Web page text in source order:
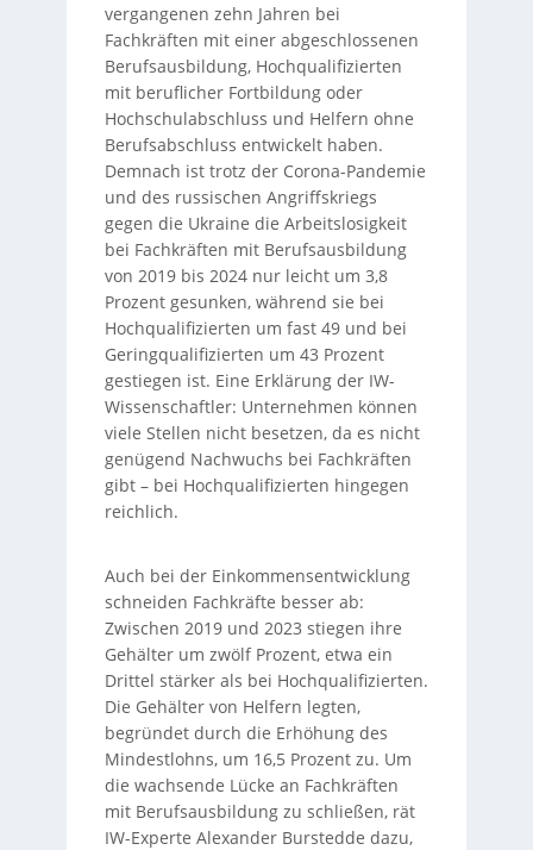
vergangenen zehn Jahren bei
Fachkräften mit einer abgeschlossenen
Berufsausbildung, Hochqualifizierten
mit beruflicher Fortbildung oder
Hochschulabschluss und Helfern ohne
Berufsabschluss entwickelt haben.
Demnach ist trotz der Corona-Pandemie
und des russischen Angriffskriegs
gegen die Ukraine die Arbeitslosigkeit
bei Fachkräften mit Berufsausbildung
von 2019 bis 2024 nur leicht um 3,8
Prozent gesunken, während sie bei
Hochqualifizierten um fast 49 und bei
Geringqualifizierten um 43 Prozent
gestiegen ist. Eine Erklärung der IW-
Wissenschaftler: Unternehmen können
viele Stellen nicht besetzen, da es nicht
genügend Nachwuchs bei Fachkräften
gibt – bei Hochqualifizierten hingegen
reichlich.
Auch bei der Einkommensentwicklung
schneiden Fachkräfte besser ab:
Zwischen 2019 und 2023 stiegen ihre
Gehälter um zwölf Prozent, etwa ein
Drittel stärker als bei Hochqualifizierten.
Die Gehälter von Helfern legten,
begründet durch die Erhöhung des
Mindestlohns, um 16,5 Prozent zu. Um
die wachsende Lücke an Fachkräften
mit Berufsausbildung zu schließen, rät
IW-Experte Alexander Burstedde dazu,